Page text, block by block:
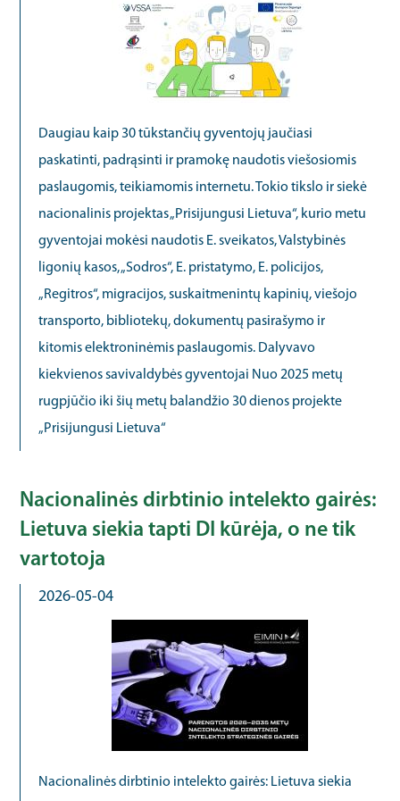
Daugiau kaip 30 tūkstančių gyventojų jaučiasi
paskatinti, padrąsinti ir pramokę naudotis viešosiomis
paslaugomis, teikiamomis internetu. Tokio tikslo ir siekė
nacionalinis projektas „Prisijungusi Lietuva“, kurio metu
gyventojai mokėsi naudotis E. sveikatos, Valstybinės
ligonių kasos, „Sodros“, E. pristatymo, E. policijos,
„Regitros“, migracijos, suskaitmenintų kapinių, viešojo
transporto, bibliotekų, dokumentų pasirašymo ir
kitomis elektroninėmis paslaugomis. Dalyvavo
kiekvienos savivaldybės gyventojai Nuo 2025 metų
rugpjūčio iki šių metų balandžio 30 dienos projekte
„Prisijungusi Lietuva“
Nacionalinės dirbtinio intelekto gairės:
Lietuva siekia tapti DI kūrėja, o ne tik
vartotoja
2026-05-04
Nacionalinės dirbtinio intelekto gairės: Lietuva siekia